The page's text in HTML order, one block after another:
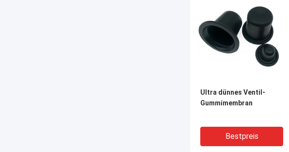
Ultra dünnes Ventil-
Gummimembran
Bestpreis